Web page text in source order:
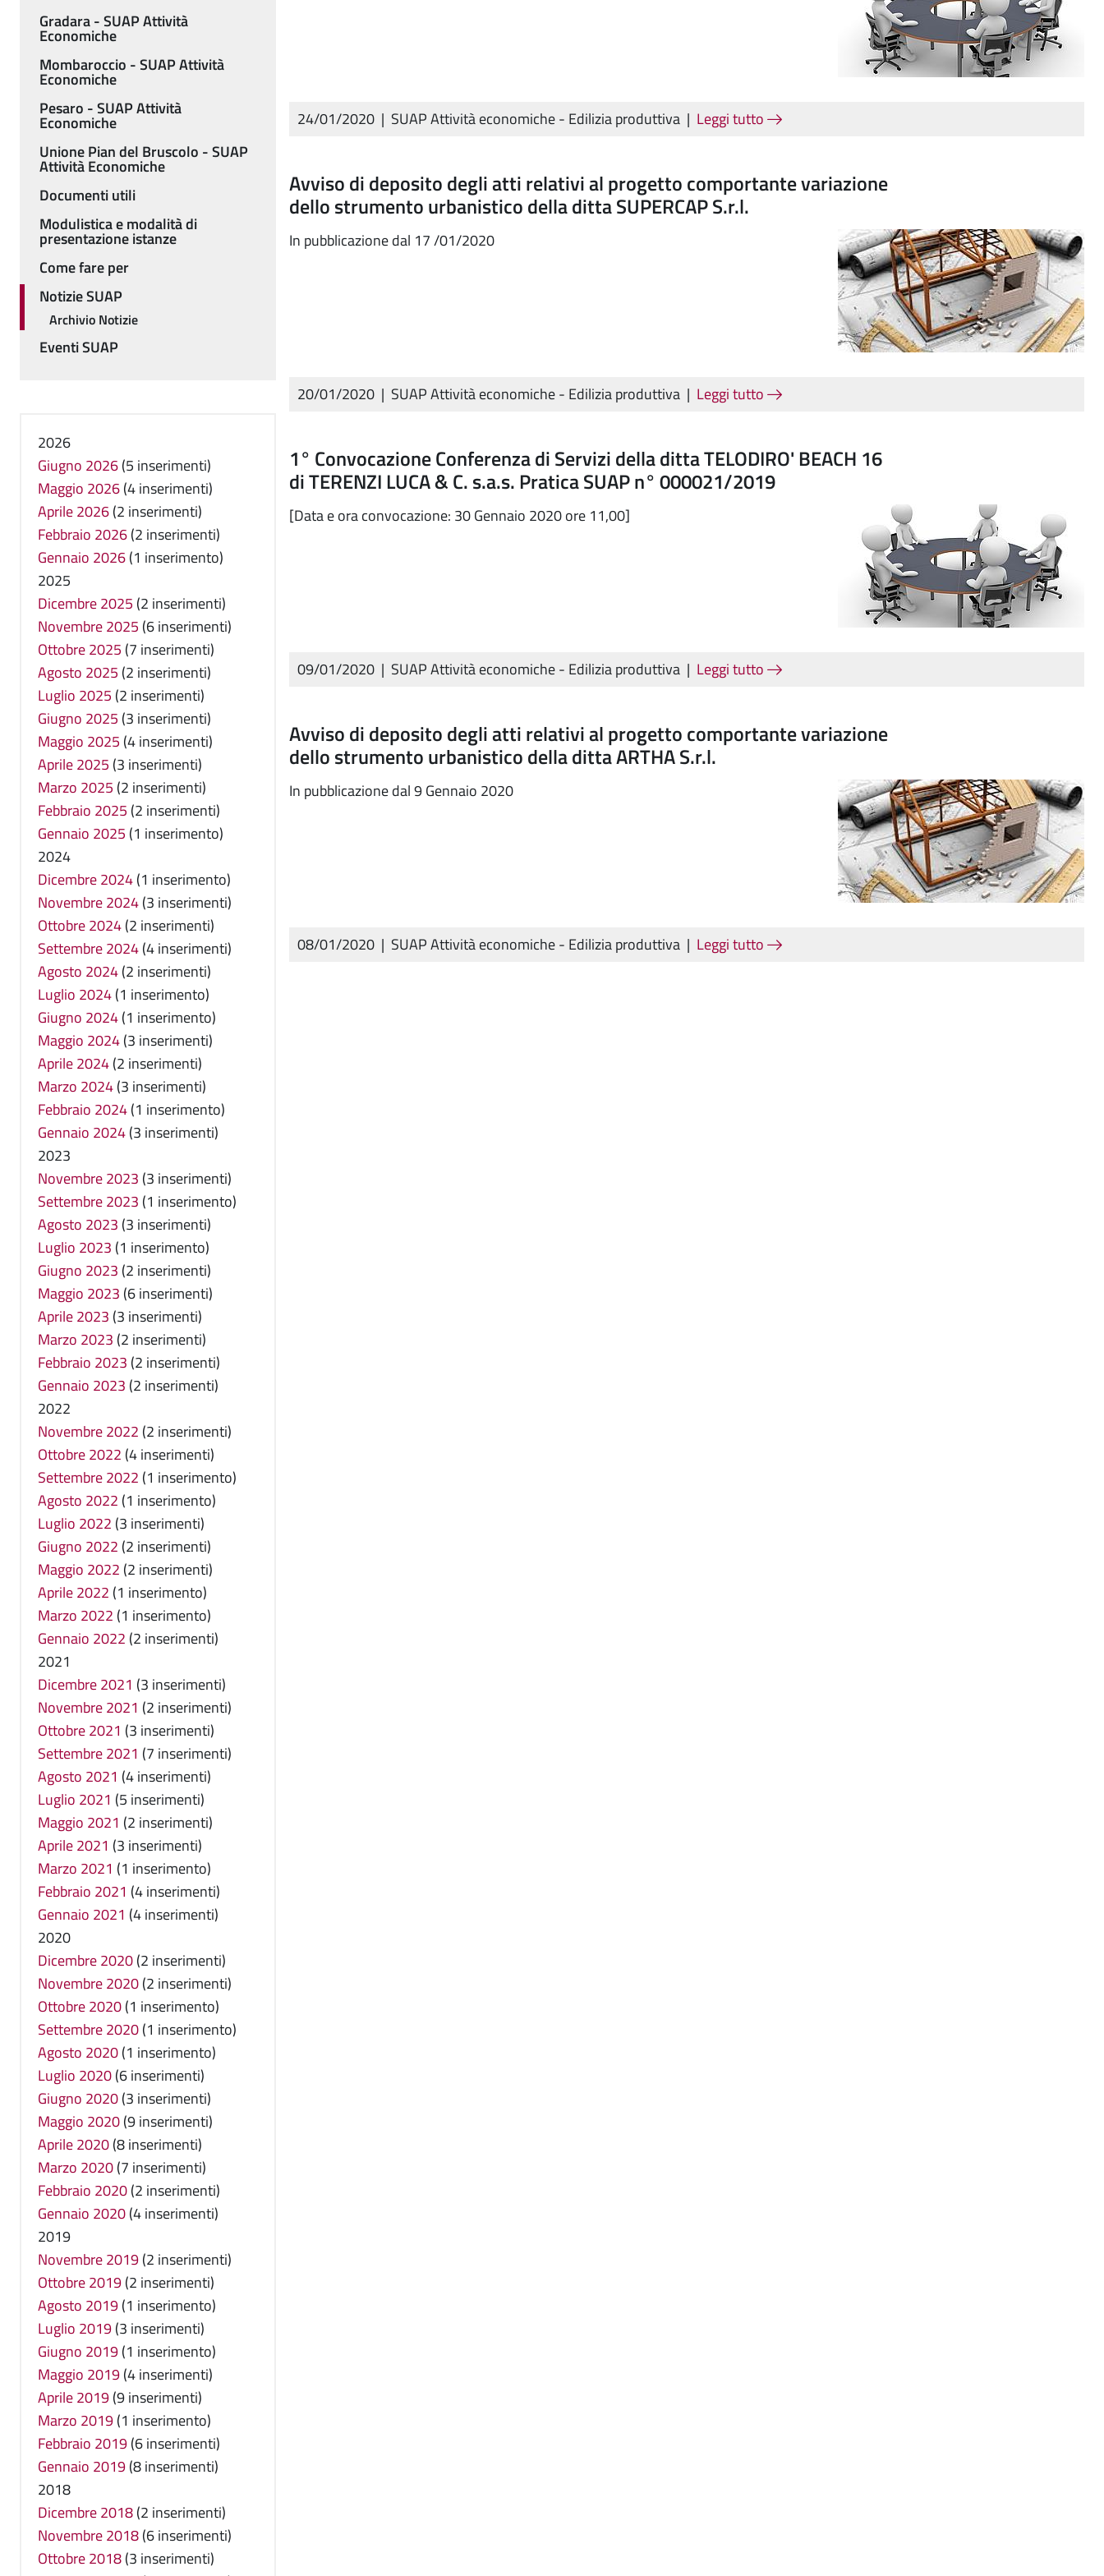
24/01/2020 | SUAP Attività economiche - Edilizia produttiva | Leggi tutto
Avviso di deposito degli atti relativi al progetto comportante variazione
dello strumento urbanistico della ditta SUPERCAP S.r.l.
In pubblicazione dal 17 /01/2020
20/01/2020 | SUAP Attività economiche - Edilizia produttiva | Leggi tutto
1° Convocazione Conferenza di Servizi della ditta TELODIRO' BEACH 16
di TERENZI LUCA & C. s.a.s. Pratica SUAP n° 000021/2019
[Data e ora convocazione: 30 Gennaio 2020 ore 11,00]
09/01/2020 | SUAP Attività economiche - Edilizia produttiva | Leggi tutto
Avviso di deposito degli atti relativi al progetto comportante variazione
dello strumento urbanistico della ditta ARTHA S.r.l.
In pubblicazione dal 9 Gennaio 2020
08/01/2020 | SUAP Attività economiche - Edilizia produttiva | Leggi tutto
Gradara - SUAP Attività
Economiche
Mombaroccio - SUAP Attività
Economiche
Pesaro - SUAP Attività
Economiche
Unione Pian del Bruscolo - SUAP
Attività Economiche
Documenti utili
Modulistica e modalità di
presentazione istanze
Come fare per
Notizie SUAP
Archivio Notizie
Eventi SUAP
2026
Giugno 2026(5 inserimenti)
Maggio 2026(4 inserimenti)
Aprile 2026(2 inserimenti)
Febbraio 2026(2 inserimenti)
Gennaio 2026(1 inserimento)
2025
Dicembre 2025 (2 inserimenti)
Novembre 2025 (6 inserimenti)
Ottobre 2025 (7 inserimenti)
Agosto 2025 (2 inserimenti)
Luglio 2025 (2 inserimenti)
Giugno 2025 (3 inserimenti)
Maggio 2025 (4 inserimenti)
Aprile 2025 (3 inserimenti)
Marzo 2025 (2 inserimenti)
Febbraio 2025 (2 inserimenti)
Gennaio 2025 (1 inserimento)
2024
Dicembre 2024(1 inserimento)
Novembre 2024(3 inserimenti)
Ottobre 2024(2 inserimenti)
Settembre 2024(4 inserimenti)
Agosto 2024(2 inserimenti)
Luglio 2024(1 inserimento)
Giugno 2024(1 inserimento)
Maggio 2024(3 inserimenti)
Aprile 2024(2 inserimenti)
Marzo 2024(3 inserimenti)
Febbraio 2024(1 inserimento)
Gennaio 2024(3 inserimenti)
2023
Novembre 2023 (3 inserimenti)
Settembre 2023 (1 inserimento)
Agosto 2023 (3 inserimenti)
Luglio 2023 (1 inserimento)
Giugno 2023 (2 inserimenti)
Maggio 2023 (6 inserimenti)
Aprile 2023 (3 inserimenti)
Marzo 2023 (2 inserimenti)
Febbraio 2023 (2 inserimenti)
Gennaio 2023 (2 inserimenti)
2022
Novembre 2022 (2 inserimenti)
Ottobre 2022 (4 inserimenti)
Settembre 2022 (1 inserimento)
Agosto 2022 (1 inserimento)
Luglio 2022 (3 inserimenti)
Giugno 2022 (2 inserimenti)
Maggio 2022 (2 inserimenti)
Aprile 2022 (1 inserimento)
Marzo 2022 (1 inserimento)
Gennaio 2022 (2 inserimenti)
2021
Dicembre 2021 (3 inserimenti)
Novembre 2021 (2 inserimenti)
Ottobre 2021 (3 inserimenti)
Settembre 2021 (7 inserimenti)
Agosto 2021 (4 inserimenti)
Luglio 2021 (5 inserimenti)
Maggio 2021 (2 inserimenti)
Aprile 2021 (3 inserimenti)
Marzo 2021 (1 inserimento)
Febbraio 2021 (4 inserimenti)
Gennaio 2021 (4 inserimenti)
2020
Dicembre 2020(2 inserimenti)
Novembre 2020(2 inserimenti)
Ottobre 2020(1 inserimento)
Settembre 2020(1 inserimento)
Agosto 2020(1 inserimento)
Luglio 2020(6 inserimenti)
Giugno 2020(3 inserimenti)
Maggio 2020(9 inserimenti)
Aprile 2020(8 inserimenti)
Marzo 2020(7 inserimenti)
Febbraio 2020(2 inserimenti)
Gennaio 2020(4 inserimenti)
2019
Novembre 2019(2 inserimenti)
Ottobre 2019(2 inserimenti)
Agosto 2019(1 inserimento)
Luglio 2019(3 inserimenti)
Giugno 2019(1 inserimento)
Maggio 2019(4 inserimenti)
Aprile 2019(9 inserimenti)
Marzo 2019(1 inserimento)
Febbraio 2019(6 inserimenti)
Gennaio 2019(8 inserimenti)
2018
Dicembre 2018(2 inserimenti)
Novembre 2018(6 inserimenti)
Ottobre 2018(3 inserimenti)